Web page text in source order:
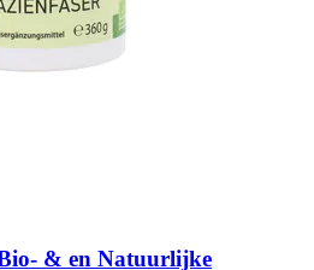
& en Natuurlijke